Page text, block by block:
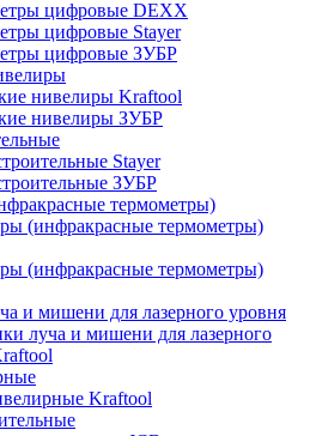
цифровые DEXX
цифровые Stayer
цифровые ЗУБР
нивелиры Kraftool
нивелиры ЗУБР
Stayer
ЗУБР
термометры)
(инфракрасные термометры)
(инфракрасные термометры)
и мишени для лазерного уровня
луча и мишени для лазерного
Kraftool